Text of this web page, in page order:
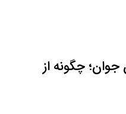
جوان؛ چگونه از